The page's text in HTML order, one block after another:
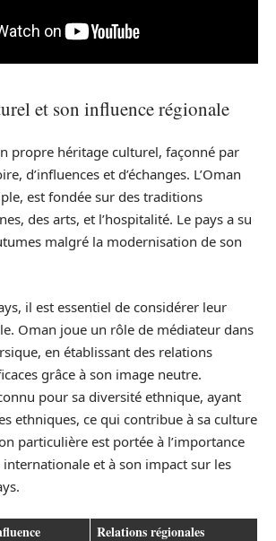
et son influence régionale
propre héritage culturel, façonné par
d’influences et d’échanges. L’Oman
est fondée sur des traditions
des arts, et l’hospitalité. Le pays a su
malgré la modernisation de son
il est essentiel de considérer leur
Oman joue un rôle de médiateur dans
en établissant des relations
grâce à son image neutre.
pour sa diversité ethnique, ayant
ethniques, ce qui contribue à sa culture
particulière est portée à l’importance
et à son impact sur les
Relations régionales